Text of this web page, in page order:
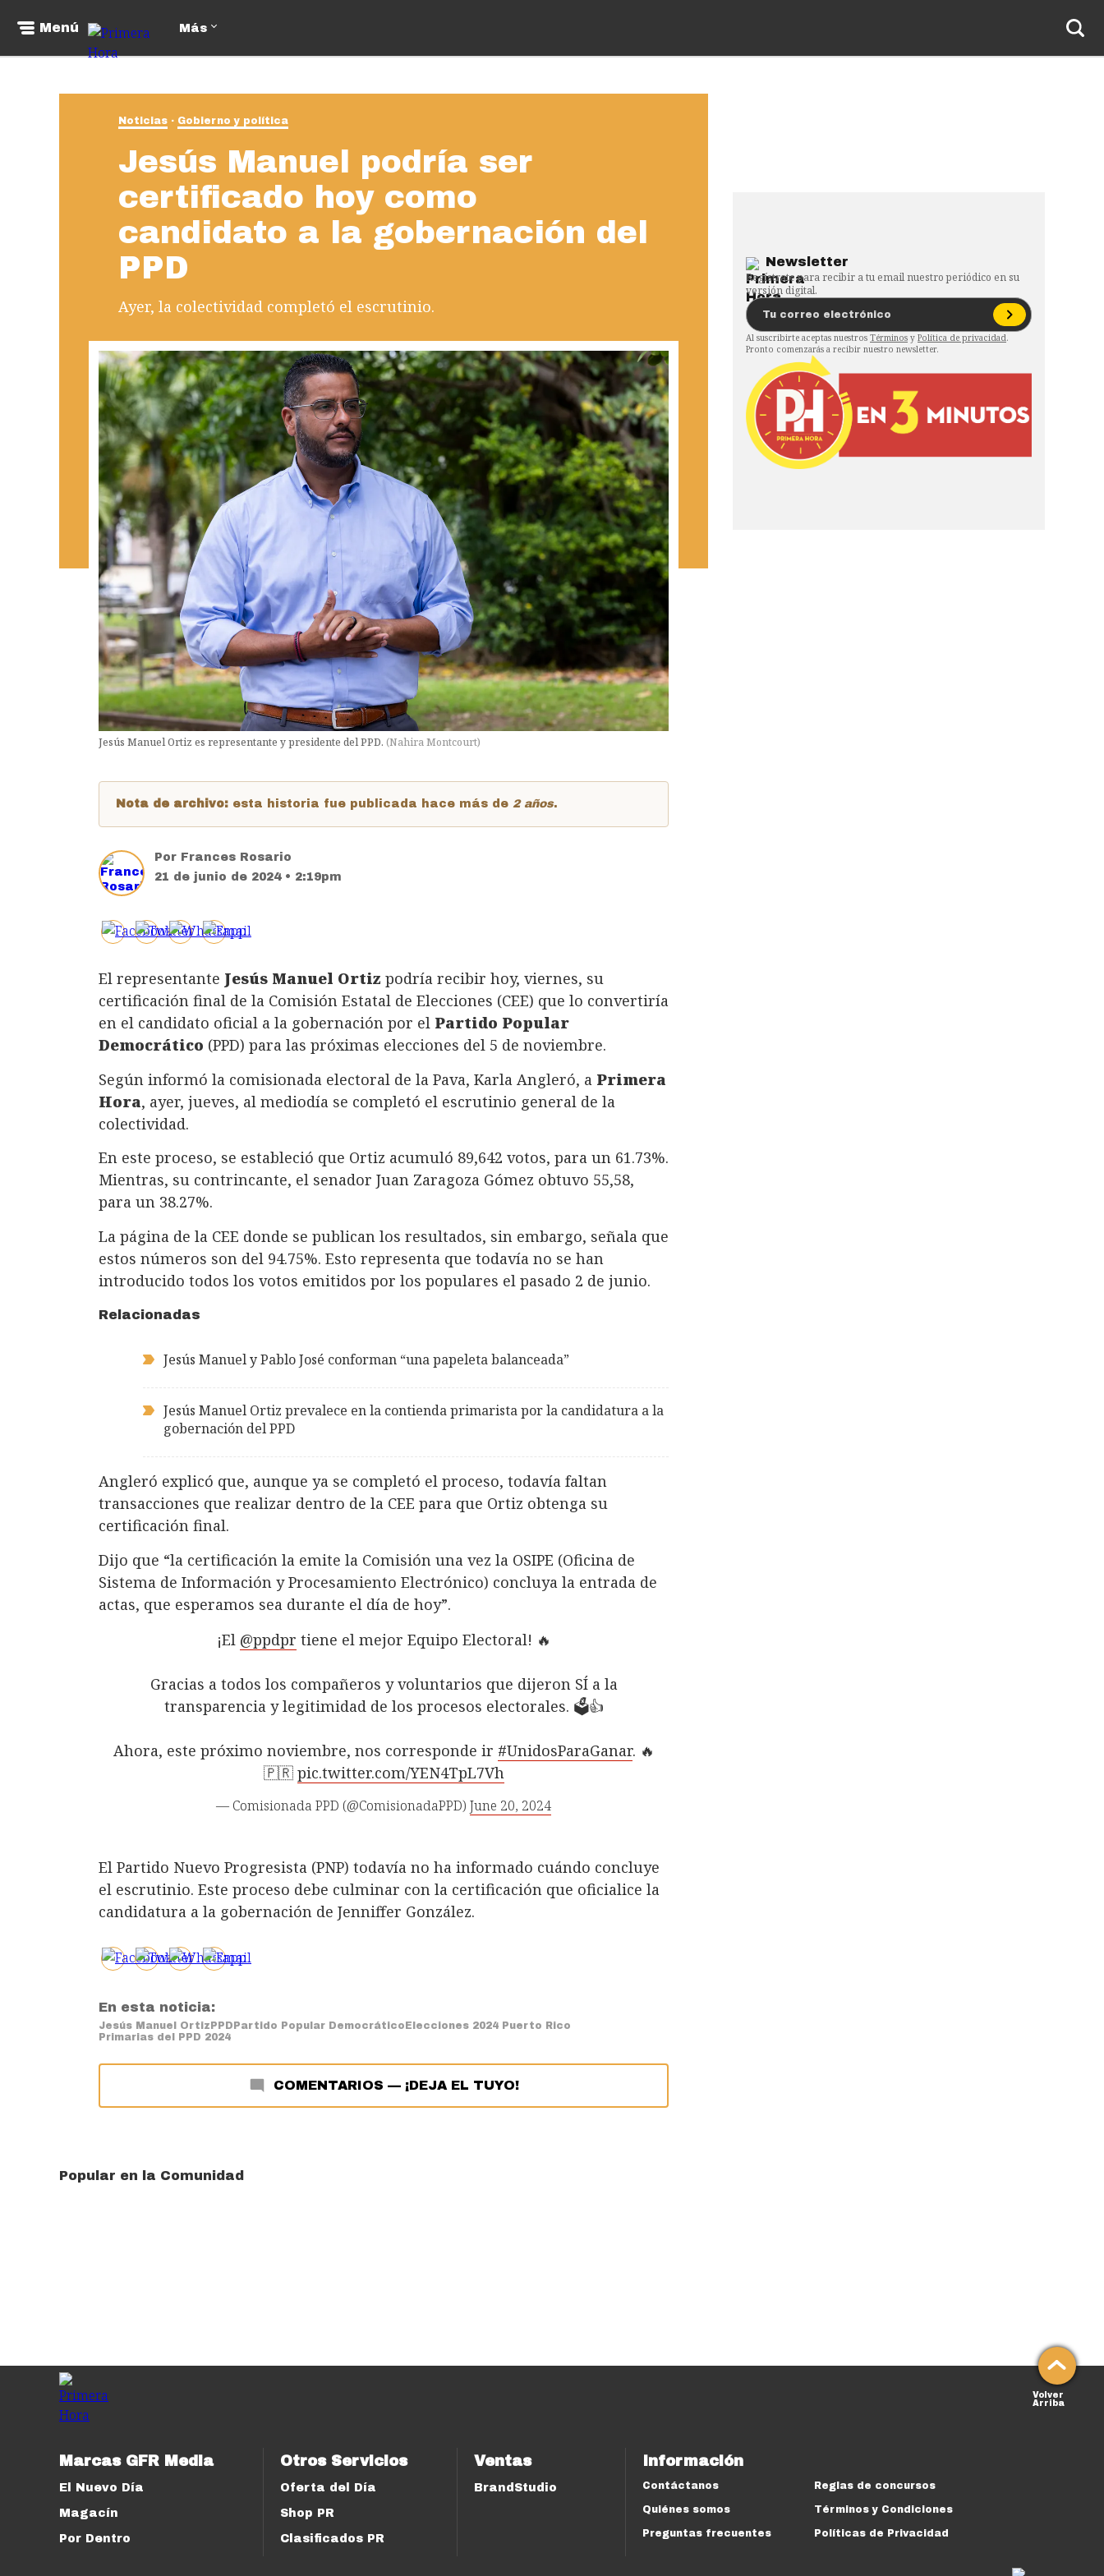
Menú Más
Noticias Gobierno y política
Jesús Manuel podría ser
certificado hoy como
candidato a la gobernación del
PPD
Ayer, la colectividad completó el escrutinio.
Jesús Manuel Ortiz es representante y presidente del PPD. (Nahira Montcourt)
Nota de archivo: esta historia fue publicada hace más de 2 años.
Por Frances Rosario
21 de junio de 2024 • 2:19pm
El representante Jesús Manuel Ortiz podría recibir hoy, viernes, su
certificación final de la Comisión Estatal de Elecciones (CEE) que lo convertiría
en el candidato oficial a la gobernación por el Partido Popular
Democrático (PPD) para las próximas elecciones del 5 de noviembre.
Según informó la comisionada electoral de la Pava, Karla Angleró, a Primera
Hora, ayer, jueves, al mediodía se completó el escrutinio general de la
colectividad.
En este proceso, se estableció que Ortiz acumuló 89,642 votos, para un 61.73%.
Mientras, su contrincante, el senador Juan Zaragoza Gómez obtuvo 55,58,
para un 38.27%.
La página de la CEE donde se publican los resultados, sin embargo, señala que
estos números son del 94.75%. Esto representa que todavía no se han
introducido todos los votos emitidos por los populares el pasado 2 de junio.
Relacionadas
Jesús Manuel y Pablo José conforman “una papeleta balanceada”
Jesús Manuel Ortiz prevalece en la contienda primarista por la candidatura a la
gobernación del PPD
Angleró explicó que, aunque ya se completó el proceso, todavía faltan
transacciones que realizar dentro de la CEE para que Ortiz obtenga su
certificación final.
Dijo que “la certificación la emite la Comisión una vez la OSIPE (Oficina de
Sistema de Información y Procesamiento Electrónico) concluya la entrada de
actas, que esperamos sea durante el día de hoy”.
¡El @ppdpr tiene el mejor Equipo Electoral! 🔥
Gracias a todos los compañeros y voluntarios que dijeron SÍ a la
transparencia y legitimidad de los procesos electorales. 🗳️👍
Ahora, este próximo noviembre, nos corresponde ir #UnidosParaGanar. 🔥
🇵🇷 pic.twitter.com/YEN4TpL7Vh
— Comisionada PPD (@ComisionadaPPD) June 20, 2024
El Partido Nuevo Progresista (PNP) todavía no ha informado cuándo concluye
el escrutinio. Este proceso debe culminar con la certificación que oficialice la
candidatura a la gobernación de Jenniffer González.
En esta noticia:
Jesús Manuel Ortiz PPD Partido Popular Democrático Elecciones 2024 Puerto Rico
Primarias del PPD 2024
COMENTARIOS — ¡DEJA EL TUYO!
Popular en la Comunidad
Newsletter
Regístrate para recibir a tu email nuestro periódico en su
versión digital.
Al suscribirte aceptas nuestros Términos y Política de privacidad.
Pronto comenzarás a recibir nuestro newsletter.
Volver
Arriba
Marcas GFR Media
El Nuevo Día
Magacín
Por Dentro
Otros Servicios
Oferta del Día
Shop PR
Clasificados PR
Ventas
BrandStudio
Información
Contáctanos
Quiénes somos
Preguntas frecuentes
Reglas de concursos
Términos y Condiciones
Políticas de Privacidad